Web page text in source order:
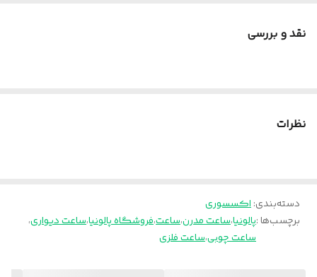
نقد و بررسی
نظرات
دسته‌بندی:اکسسوری
برچسب‌ها :پالونیا،ساعت مدرن،ساعت،فروشگاه پالونیا،ساعت دیواری،
ساعت چوبی،ساعت فلزی